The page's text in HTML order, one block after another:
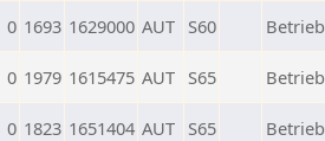
0 1693 1629000 AUT S60 Betrieb
0 1979 1615475 AUT S65 Betrieb
0 1823 1651404 AUT S65 Betrieb